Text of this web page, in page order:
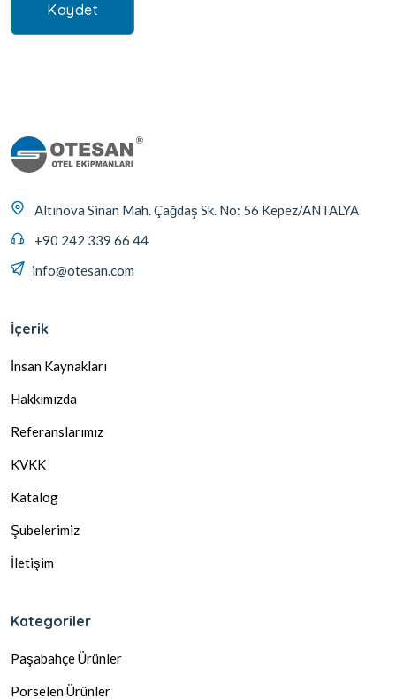
Kaydet
Altınova Sinan Mah. Çağdaş Sk. No: 56 Kepez/ANTALYA
+90 242 339 66 44
info@otesan.com
İçerik
İnsan Kaynakları
Hakkımızda
Referanslarımız
KVKK
Katalog
Şubelerimiz
İletişim
Kategoriler
Paşabahçe Ürünler
Porselen Ürünler